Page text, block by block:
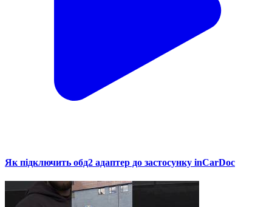
Як підключить обд2 адаптер до застосунку inCarDoc